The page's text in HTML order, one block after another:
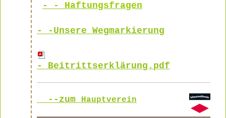
- - Haftungsfragen
- -Unsere Wegmarkierung
- Beitrittserklärung.pdf
--zum Hauptverein